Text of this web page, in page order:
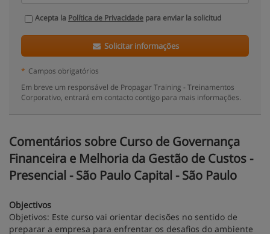
Acepta la Política de Privacidade para enviar la solicitud
Solicitar informações
* Campos obrigatórios
Em breve um responsável de Propagar Training - Treinamentos
Corporativo, entrará em contacto contigo para mais informações.
Comentários sobre Curso de Governança
Financeira e Melhoria da Gestão de Custos -
Presencial - São Paulo Capital - São Paulo
Objectivos
Objetivos: Este curso vai orientar decisões no sentido de
preparar a empresa para enfrentar os desafios do ambiente